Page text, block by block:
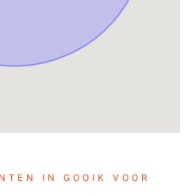
IN GOOIK VOOR